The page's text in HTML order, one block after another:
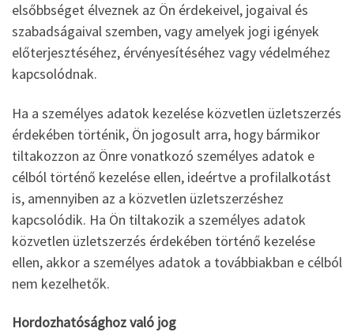
elsőbbséget élveznek az Ön érdekeivel, jogaival és
szabadságaival szemben, vagy amelyek jogi igények
előterjesztéséhez, érvényesítéséhez vagy védelméhez
kapcsolódnak.
Ha a személyes adatok kezelése közvetlen üzletszerzés
érdekében történik, Ön jogosult arra, hogy bármikor
tiltakozzon az Önre vonatkozó személyes adatok e
célból történő kezelése ellen, ideértve a profilalkotást
is, amennyiben az a közvetlen üzletszerzéshez
kapcsolódik. Ha Ön tiltakozik a személyes adatok
közvetlen üzletszerzés érdekében történő kezelése
ellen, akkor a személyes adatok a továbbiakban e célból
nem kezelhetők.
Hordozhatósághoz való jog